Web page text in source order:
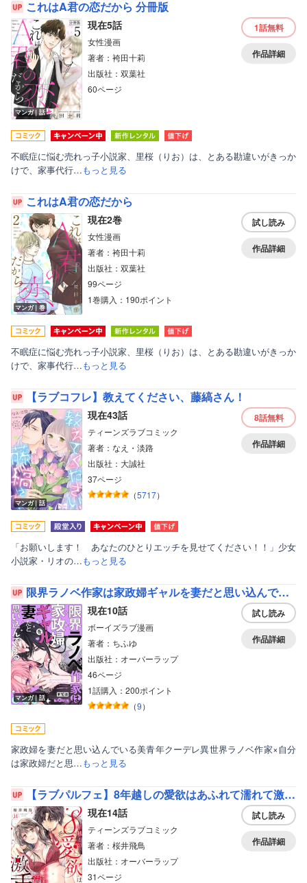
これはA君の恋だから 分冊版
マンガ｜話
現在5話
女性漫画
著者：袴田十莉
出版社：双葉社
60ページ
1話無料
作品詳細
不眠症に悩む売れっ子小説家、里桜（りお）は、とある勘違いがきっか
けで、家事代行…もっと見る
これはA君の恋だから
マンガ｜巻
現在2巻
女性漫画
著者：袴田十莉
出版社：双葉社
99ページ
1巻購入：190ポイント
試し読み
作品詳細
不眠症に悩む売れっ子小説家、里桜（りお）は、とある勘違いがきっか
けで、家事代行…もっと見る
【ラブコフレ】教えてください、藤縞さん！
マンガ｜話
現在43話
ティーンズラブコミック
著者：なえ・淡路
出版社：大誠社
37ページ
（5717）
8話無料
作品詳細
「お願いします！ あなたのひとりエッチを見せてください！！」少女
小説家・リオの…もっと見る
限界ラノベ作家は家政婦ギャルを妻だと思い込んでいる
マンガ｜話
現在10話
ボーイズラブ漫画
著者：ちふゆ
出版社：オーバーラップ
46ページ
1話購入：200ポイント
（9）
試し読み
作品詳細
家政婦を妻だと思い込んでいる美青年クーデレ異世界ラノベ作家×自分
は家政婦だと思…もっと見る
【ラブパルフェ】8年越しの愛欲はあふれて濡れて激重い～凄腕上司赤羽さんの絡まる本音
現在14話
ティーンズラブコミック
著者：桜井飛鳥
出版社：オーバーラップ
31ページ
試し読み
作品詳細